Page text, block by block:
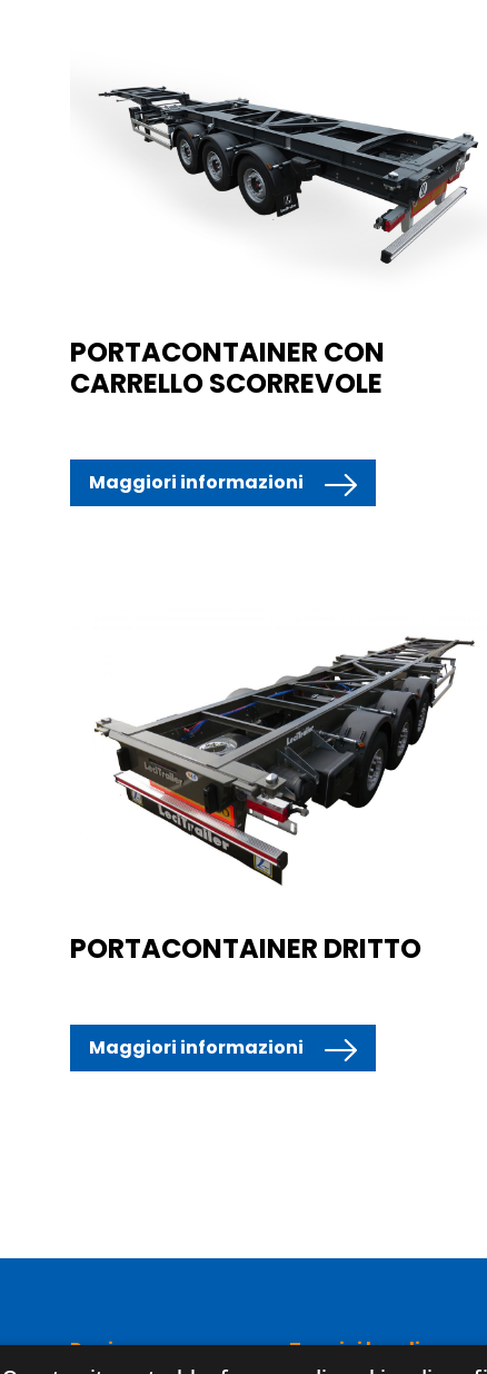
PORTACONTAINER CON
CARRELLO SCORREVOLE
Maggiori informazioni
PORTACONTAINER DRITTO
Maggiori informazioni
Pagine Termini legali